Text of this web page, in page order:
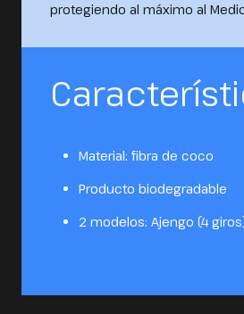
protegiendo al máximo al
Material: fibra de coco
Producto biodegradable
2 modelos: Ajengo (4